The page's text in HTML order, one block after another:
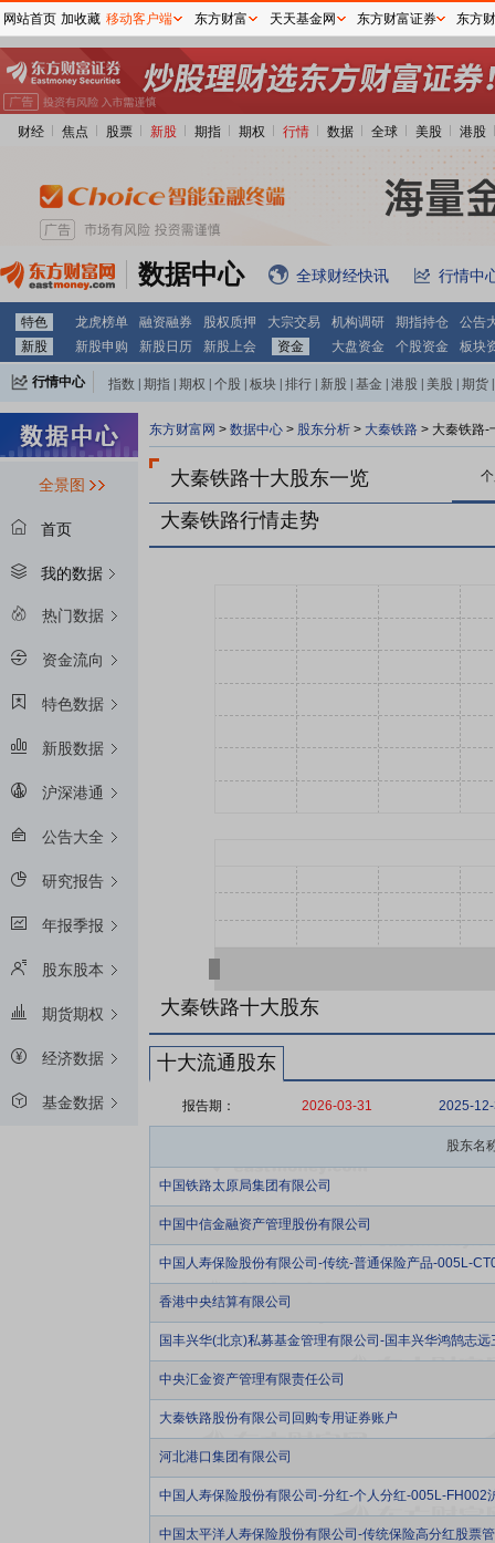
财经 焦点 股票 新股 期指 期权 行情 数据 全球 美股 港股
数据中心 全球财经快讯 行情中
特色 龙虎榜单 融资融券 股权质押 大宗交易 机构调研 期指持仓
公告
新股
新股申购 新股日历 新股上会 资金 大盘资金 个股资金 板块
行情中心 指数 期指 期权 个股 板块 排行 新股 基金 港股 美股 期货
全景图
首页
我的数据
热门数据
资金流向
特色数据
新股数据
沪深港通
公告大全
研究报告
年报季报
股东股本
期货期权
经济数据
基金数据
东方财富网 > 数据中心 > 股东分析 > 大秦铁路 > 大秦铁路-
大秦铁路十大股东一览
大秦铁路行情走势
大秦铁路十大股东
十大流通股东
报告期： 2026-03-31 2025-
股东名
中国铁路太原局集团有限公司
中国中信金融资产管理股份有限公司
中国人寿保险股份有限公司-传统-普通保险产品-005L-
香港中央结算有限公司
国丰兴华(北京)私募基金管理有限公司-国丰兴华鸿鹄志
中央汇金资产管理有限责任公司
大秦铁路股份有限公司回购专用证券账户
河北港口集团有限公司
中国人寿保险股份有限公司-分红-个人分红-005L-FH002
中国太平洋人寿保险股份有限公司-传统保险高分红股票
网站首页 加收藏 移动客户端 东方财富 天天基金网 东方财富证券 东方